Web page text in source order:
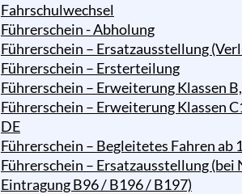
Fahrschulwechsel
Führerschein - Abholung
Führerschein – Ersatzausstellung
Führerschein – Ersterteilung
Führerschein – Erweiterung Klassen
Führerschein – Erweiterung Klassen
DE
Führerschein – Begleitetes Fahren ab
Führerschein – Ersatzausstellung (bei
Eintragung B96 / B196 / B197)